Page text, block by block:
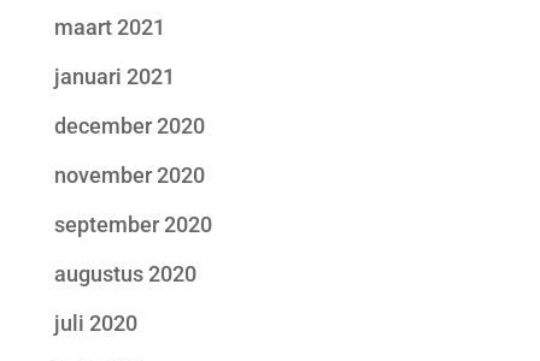
maart 2021
januari 2021
december 2020
november 2020
september 2020
augustus 2020
juli 2020